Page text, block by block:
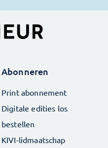
Abonneren
Print abonnement
Digitale edities los
bestellen
KIVI-lidmaatschap